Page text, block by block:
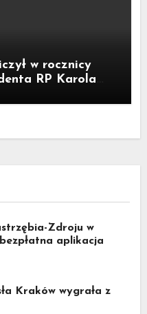
w rocznicy
RP Karola
Zdroju w
aplikacja
Kraków wygrała z